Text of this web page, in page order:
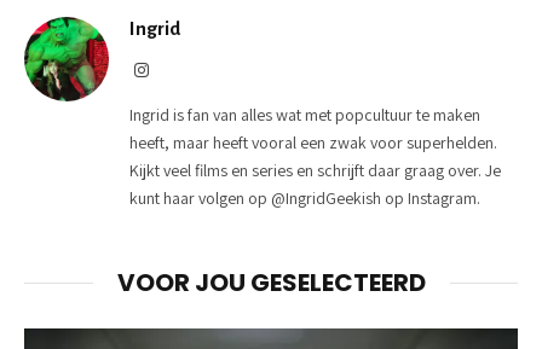
Ingrid
Instagram
Ingrid is fan van alles wat met popcultuur te maken
heeft, maar heeft vooral een zwak voor superhelden.
Kijkt veel films en series en schrijft daar graag over. Je
kunt haar volgen op @IngridGeekish op Instagram.
VOOR JOU GESELECTEERD